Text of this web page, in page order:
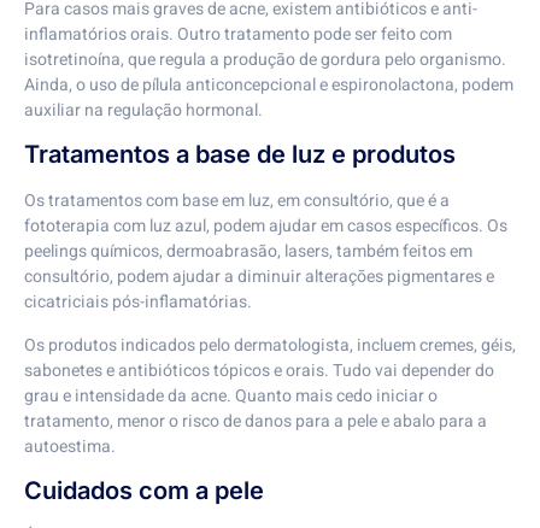
Para casos mais graves de acne, existem antibióticos e anti-
inflamatórios orais. Outro tratamento pode ser feito com
isotretinoína, que regula a produção de gordura pelo organismo.
Ainda, o uso de pílula anticoncepcional e espironolactona, podem
auxiliar na regulação hormonal.
Tratamentos a base de luz e produtos
Os tratamentos com base em luz, em consultório, que é a
fototerapia com luz azul, podem ajudar em casos específicos. Os
peelings químicos, dermoabrasão, lasers, também feitos em
consultório, podem ajudar a diminuir alterações pigmentares e
cicatriciais pós-inflamatórias.
Os produtos indicados pelo dermatologista, incluem cremes, géis,
sabonetes e antibióticos tópicos e orais. Tudo vai depender do
grau e intensidade da acne. Quanto mais cedo iniciar o
tratamento, menor o risco de danos para a pele e abalo para a
autoestima.
Cuidados com a pele